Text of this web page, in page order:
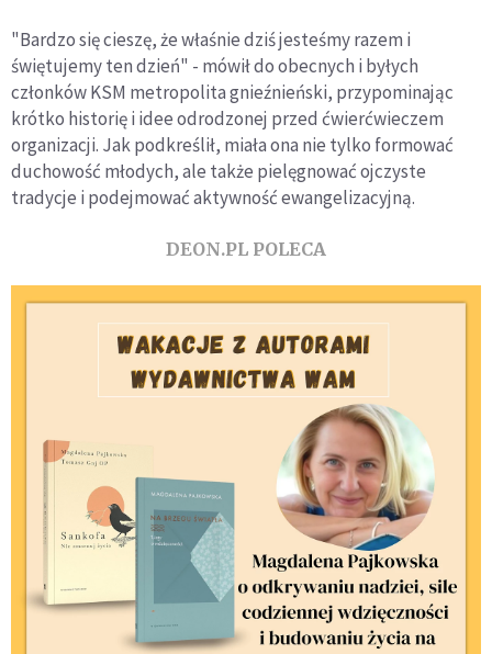
"Bardzo się cieszę, że właśnie dziś jesteśmy razem i
świętujemy ten dzień" - mówił do obecnych i byłych
członków KSM metropolita gnieźnieński, przypominając
krótko historię i idee odrodzonej przed ćwierćwieczem
organizacji. Jak podkreślił, miała ona nie tylko formować
duchowość młodych, ale także pielęgnować ojczyste
tradycje i podejmować aktywność ewangelizacyjną.
DEON.PL POLECA